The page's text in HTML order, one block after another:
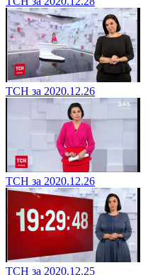
ТСН за 2020.12.26
ТСН за 2020.12.26
ТСН за 2020.12.25